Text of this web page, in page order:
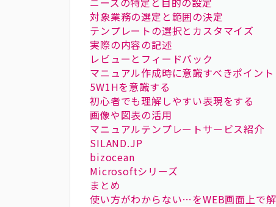
対象業務の選定と範囲の決定
テンプレートの選択とカスタマイズ
実際の内容の記述
レビューとフィードバック
マニュアル作成時に意識すべきポイント
5W1Hを意識する
初心者でも理解しやすい表現をする
画像や図表の活用
マニュアルテンプレートサービス紹介
SILAND.JP
bizocean
Microsoftシリーズ
まとめ
使い方がわからない…をWEB画面上で